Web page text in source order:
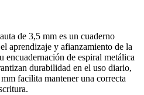
de 3,5 mm es un cuaderno
aprendizaje y afianzamiento de la
encuadernación de espiral metálica
durabilidad en el uso diario,
facilita mantener una correcta